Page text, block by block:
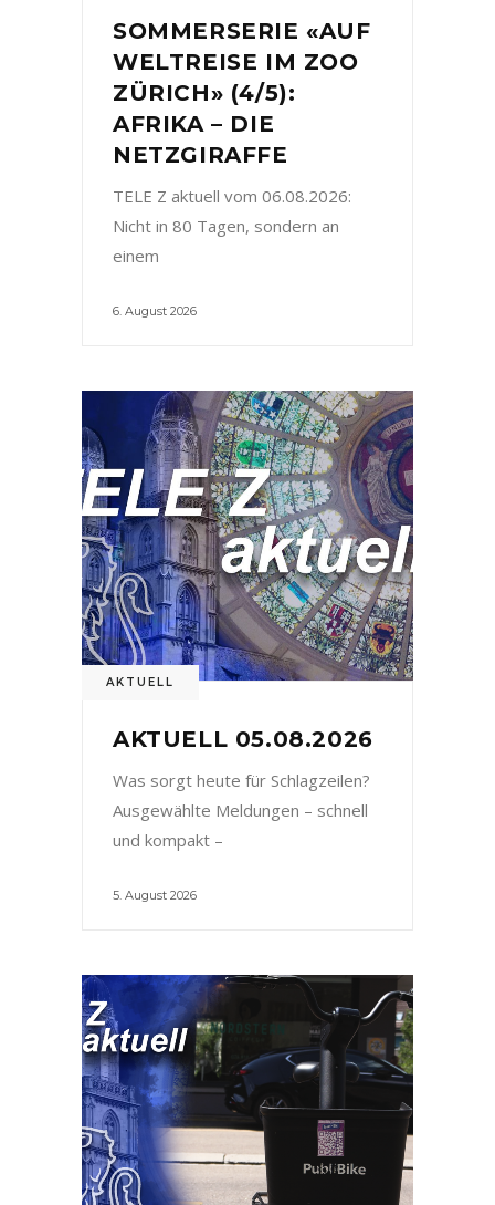
SOMMERSERIE «AUF
WELTREISE IM ZOO
ZÜRICH» (4/5):
AFRIKA – DIE
NETZGIRAFFE
TELE Z aktuell vom 06.08.2026:
Nicht in 80 Tagen, sondern an
einem
6. August 2026
AKTUELL
AKTUELL 05.08.2026
Was sorgt heute für Schlagzeilen?
Ausgewählte Meldungen – schnell
und kompakt –
5. August 2026